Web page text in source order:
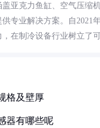
亚克力鱼缸、空气压缩
专业解决方案。自2021
在制冷设备行业树立了可
格及壁厚
器有哪些呢